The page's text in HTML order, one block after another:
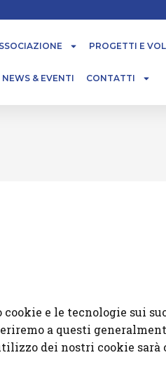
PROGETTI E
NEWS & EVENTI CONTATTI
e le tecnologie sui
a questi
dei nostri cookie sarà